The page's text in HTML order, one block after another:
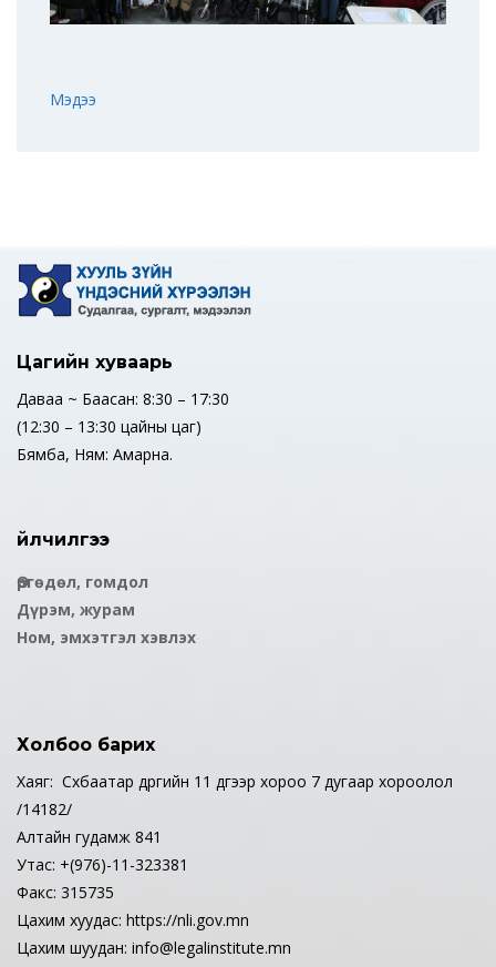
Мэдээ
Цагийн хуваарь
Даваа ~ Баасан: 8:30 – 17:30
(12:30 – 13:30 цайны цаг)
Бямба, Ням: Амарна.
Үйлчилгээ
Өргөдөл, гомдол
Дүрэм, журам
Ном, эмхэтгэл хэвлэх
Холбоо барих
Хаяг: Сүхбаатар дүүргийн 11 дүгээр хороо 7 дугаар хороолол
/14182/
Алтайн гудамж 841
Утас: +(976)-11-323381
Факс: 315735
Цахим хуудас: https://nli.gov.mn
Цахим шуудан: info@legalinstitute.mn